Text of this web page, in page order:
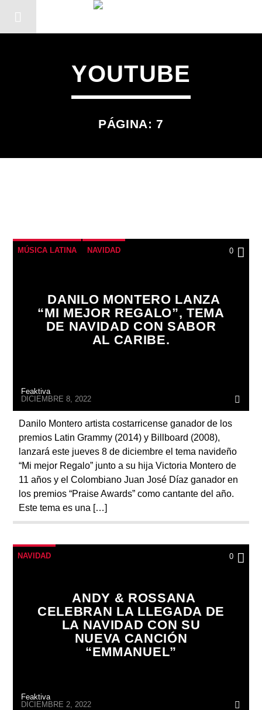
CANCIÓN ACTUAL
TÍTULO
YOUTUBE
PÁGINA: 7
MÚSICA LATINA NAVIDAD 0
DANILO MONTERO LANZA
“MI MEJOR REGALO”, TEMA
DE NAVIDAD CON SABOR
AL CARIBE.
Feaktiva
DICIEMBRE 8, 2022
Danilo Montero artista costarricense ganador de los
premios Latin Grammy (2014) y Billboard (2008),
lanzará este jueves 8 de diciembre el tema navideño
“Mi mejor Regalo” junto a su hija Victoria Montero de
11 años y el Colombiano Juan José Díaz ganador en
los premios “Praise Awards” como cantante del año.
Este tema es una […]
NAVIDAD 0
ANDY & ROSSANA
CELEBRAN LA LLEGADA DE
LA NAVIDAD CON SU
NUEVA CANCIÓN
“EMMANUEL”
Feaktiva
DICIEMBRE 2, 2022